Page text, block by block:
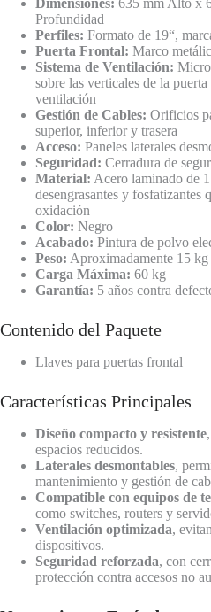
Dimensiones: 635 mm Alto x
Profundidad
Perfiles: Formato de 19“,
Puerta Frontal: Marco
Sistema de Ventilación: Micro
sobre las verticales de la
ventilación
Gestión de Cables: Orificios
superior, inferior y trasera
Acceso: Paneles laterales
Seguridad: Cerradura de
Material: Acero laminado de
desengrasantes y fosfatizantes
oxidación
Color: Negro
Acabado: Pintura de polvo
Peso: Aproximadamente 15 kg
Carga Máxima: 60 kg
Garantía: 5 años contra
Contenido del Paquete
Llaves para puertas frontal
Características Principales
Diseño compacto y resistente
espacios reducidos.
Laterales desmontables,
mantenimiento y gestión de
Compatible con equipos de
como switches, routers y
Ventilación optimizada,
dispositivos.
Seguridad reforzada, con
protección contra accesos no